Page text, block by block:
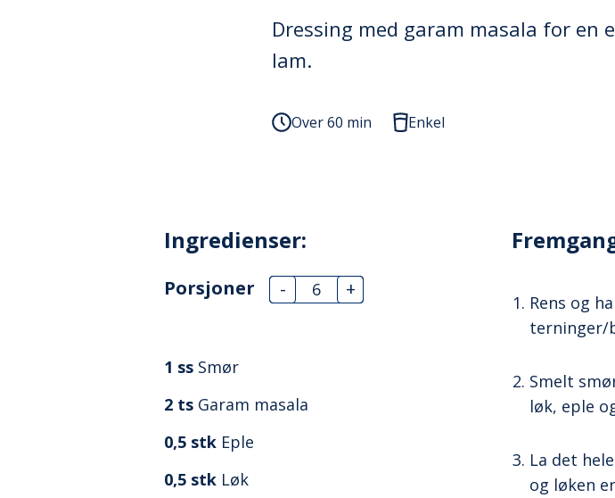
Dressing med garam masala for
lam.
Over 60 min Enkel
Ingredienser:
Porsjoner - +
1 ss Smør
2 ts Garam masala
0,5 stk Eple
0,5 stk Løk
Rens og
terninger/
Smelt
løk, eple
La det
og løken